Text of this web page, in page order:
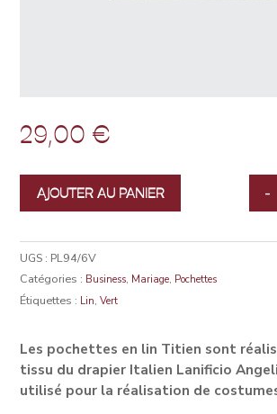
29,00€
-
AJOUTER AU PANIER
UGS : PL94/6V
Catégories : Business, Mariage, Pochettes
Étiquettes : Lin,Vert
Les pochettes en lin Titien sont
tissu du drapier Italien Lanificio
utilisé pour la réalisation de